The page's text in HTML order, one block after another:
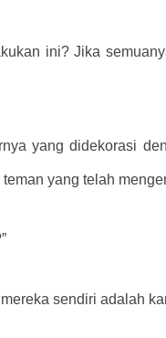
ini? Jika
yang didekorasi
yang telah
sendiri adalah